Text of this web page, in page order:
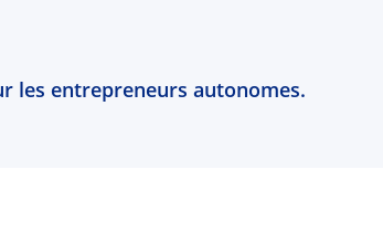
les entrepreneurs autonomes.